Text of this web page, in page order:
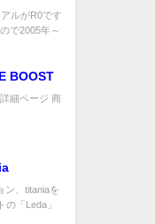
ルがR0です
で2005年～
BOOST
細ページ 商
ン、titaniaを
「Leda」